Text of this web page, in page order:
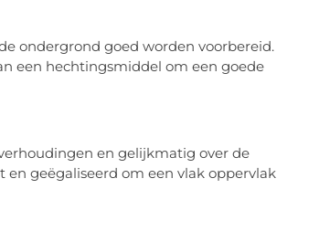
ondergrond goed worden voorbereid.
een hechtingsmiddel om een goede
en gelijkmatig over de
geëgaliseerd om een vlak oppervlak